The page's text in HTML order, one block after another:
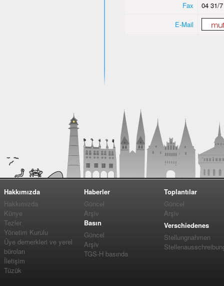
Fax
04 31/
E-Mail
Hakkımızda
Hakkımızda
Künye
Tezler
Yönetim Kurulu
Üye dernerkleri ve yerel
büroları
İletişim
Tüzük
Haberler
Güncel
Arşiv
Basın
Güncel
Arşiv
TGS-H basında
Toplantılar
Güncel
Arşiv
Verschiedenes
Stellungnahmen